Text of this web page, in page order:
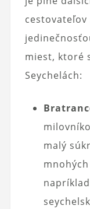
miest, ktoré
Seychelách:
malý